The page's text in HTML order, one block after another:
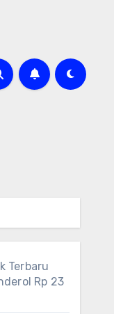
Terbaru
Rp 23